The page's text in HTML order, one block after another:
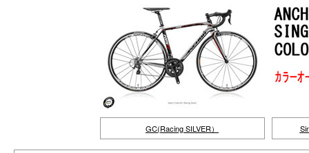
GC(Racing SILVER）